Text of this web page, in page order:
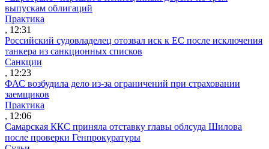
выпускам облигаций
Практика
, 12:31
Российский судовладелец отозвал иск к ЕС после исключения
танкера из санкционных списков
Санкции
, 12:23
ФАС возбудила дело из-за ограничений при страховании
заемщиков
Практика
, 12:06
Самарская ККС приняла отставку главы облсуда Шилова
после проверки Генпрокуратуры